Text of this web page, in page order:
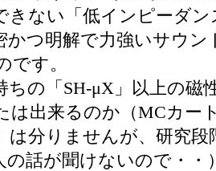
きない「低インピーダ
かつ明解で力強いサウン
です。
ちの「SH-μX」以上の磁
は出来るのか（MCカー
は分りませんが、研究段
の話が聞けないので・・